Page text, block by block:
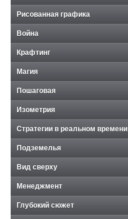
Рисованная графика
Война
Крафтинг
Магия
Пошаговая
Изометрия
Стратегии в реальном времени
Подземелья
Вид сверху
Менеджмент
Глубокий сюжет